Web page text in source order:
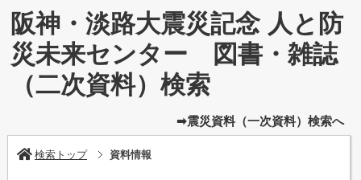
阪神・淡路大震災記念 人と防
災未来センター 図書・雑誌
（二次資料）検索
➡震災資料（一次資料）検索へ
検索トップ 資料情報